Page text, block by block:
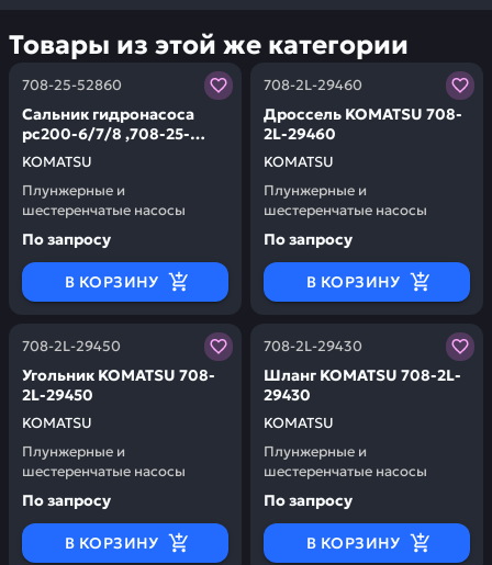
Товары из этой же категории
708-25-52860
KOMATSU
Сальник гидронасоса
pc200-6/7/8 ,708-25-
52861, 706-73-40920, 708-
27-14510,
45x68x12 мм KOMATSU
708-25-52860
Плунжерные и
шестеренчатые насосы
Заказывая запчасти у нас, вы получаете гарантию
По запросу
В КОРЗИНУ
708-2L-29460
KOMATSU
Дроссель KOMATSU 708-
2L-29460
Плунжерные и
шестеренчатые насосы
Заказывая запчасти у
По запросу
В КОРЗИНУ
708-2L-29450
KOMATSU
Угольник KOMATSU 708-
2L-29450
Плунжерные и
шестеренчатые насосы
Заказывая запчасти у нас, вы получаете гарантию
По запросу
В КОРЗИНУ
708-2L-29430
KOMATSU
Шланг KOMATSU 708-2L-
29430
Плунжерные и
шестеренчатые насосы
Заказывая запчасти у
По запросу
В КОРЗИНУ